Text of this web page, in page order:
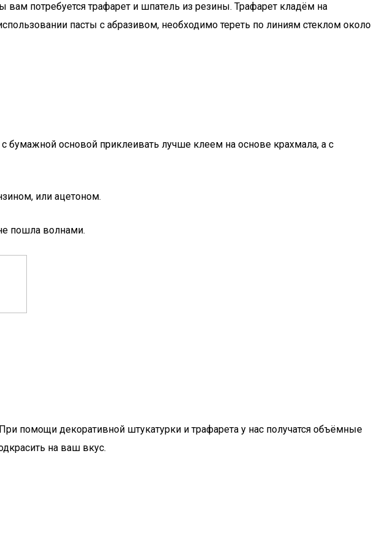
потребуется трафарет и шпатель из резины. Трафарет кладём на
пасты с абразивом, необходимо тереть по линиям стеклом около
основой приклеивать лучше клеем на основе крахмала, а с
или ацетоном.
пошла волнами.
помощи декоративной штукатурки и трафарета у нас получатся объёмные
на ваш вкус.